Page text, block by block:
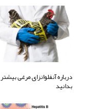
درباره آنفلوانزای مرغی بیشتر
بدانید